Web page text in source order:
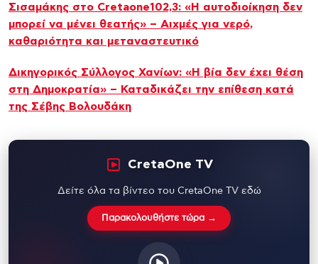
Σισαμάκης στο Cretaone102,3: «Η αυτοδιοίκηση δεν
μπορεί να μένει θεατής» – Αιχμές για νερό,
καθαριότητα και μεταναστευτικό
Δικηγορικός Σύλλογος Χανίων: «Η βία δεν έχει θέση
στη Δημοκρατία» – Καταδικάζει την επίθεση κατά
της Σέβης Βολουδάκη
CretaOne TV
Δείτε όλα τα βίντεο του CretaOne TV εδώ
Παρακολουθήστε τώρα →